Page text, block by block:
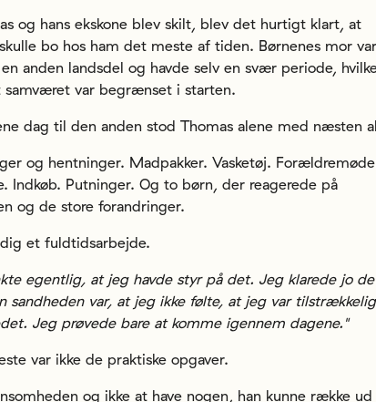
og hans ekskone blev skilt, blev det hurtigt klart, at
bo hos ham det meste af tiden. Børnenes mor var
anden landsdel og havde selv en svær periode,
samværet var begrænset i starten.
dag til den anden stod Thomas alene med næsten
og hentninger. Madpakker. Vasketøj.
Indkøb. Putninger. Og to børn, der reagerede på
og de store forandringer.
et fuldtidsarbejde.
egentlig, at jeg havde styr på det. Jeg klarede jo
sandheden var, at jeg ikke følte, at jeg var tilstrækkelig
Jeg prøvede bare at komme igennem dagene."
var ikke de praktiske opgaver.
og ikke at have nogen, han kunne række